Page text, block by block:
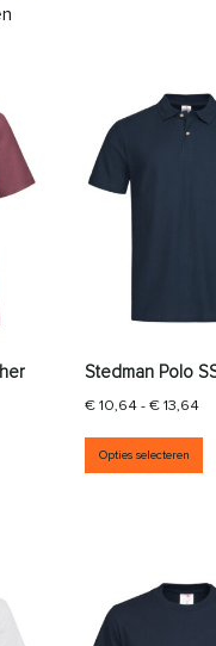
€ 10,64 tot € 12,41
heeft meerdere
Stedman Polo
€10,64-€13,64
Opties selecteren